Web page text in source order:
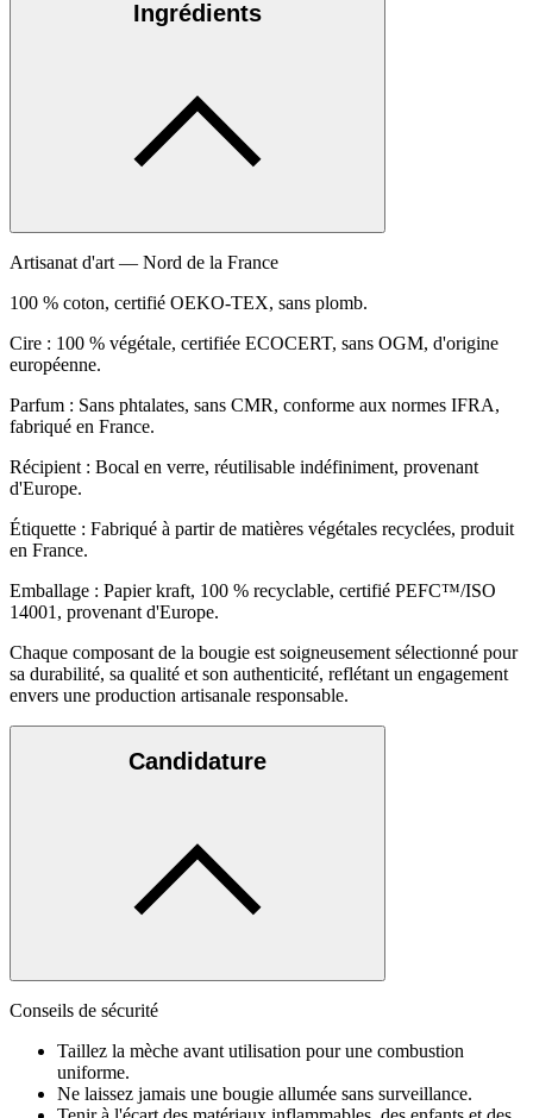
Ingrédients
Artisanat d'art — Nord de la France
100 % coton, certifié OEKO-TEX, sans plomb.
Cire : 100 % végétale, certifiée ECOCERT, sans OGM, d'origine
européenne.
Parfum : Sans phtalates, sans CMR, conforme aux normes IFRA,
fabriqué en France.
Récipient : Bocal en verre, réutilisable indéfiniment, provenant
d'Europe.
Étiquette : Fabriqué à partir de matières végétales recyclées, produit
en France.
Emballage : Papier kraft, 100 % recyclable, certifié PEFC™/ISO
14001, provenant d'Europe.
Chaque composant de la bougie est soigneusement sélectionné pour
sa durabilité, sa qualité et son authenticité, reflétant un engagement
envers une production artisanale responsable.
Candidature
Conseils de sécurité
Taillez la mèche avant utilisation pour une combustion
uniforme.
Ne laissez jamais une bougie allumée sans surveillance.